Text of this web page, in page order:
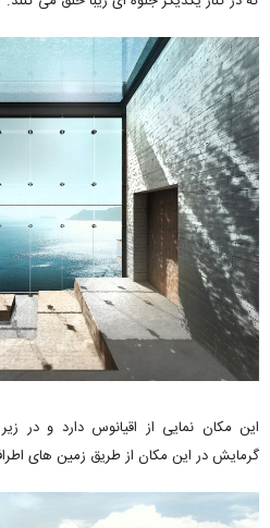
این مکان نمایی از اقیانوس دارد و
گرمایش در این مکان از طریق زمین های